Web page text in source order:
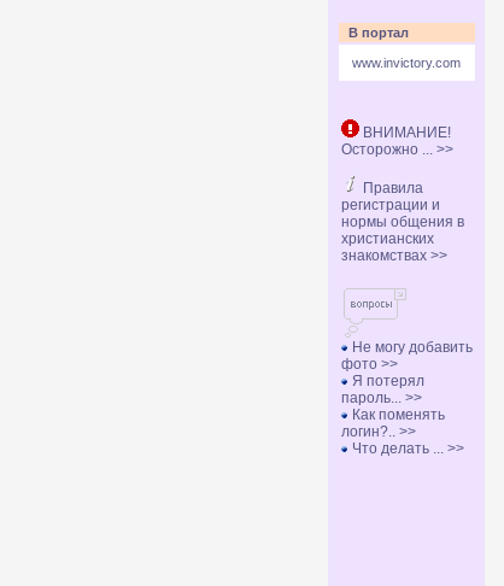
В портал
www.invictory.com
ВНИМАНИЕ!
Осторожно ... >>
Правила
регистрации и
нормы общения в
христианских
знакомствах >>
Не могу добавить
фото >>
Я потерял
пароль... >>
Как поменять
логин?.. >>
Что делать ... >>